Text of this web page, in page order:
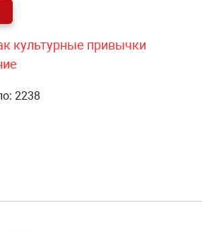
культурные привычки
2238